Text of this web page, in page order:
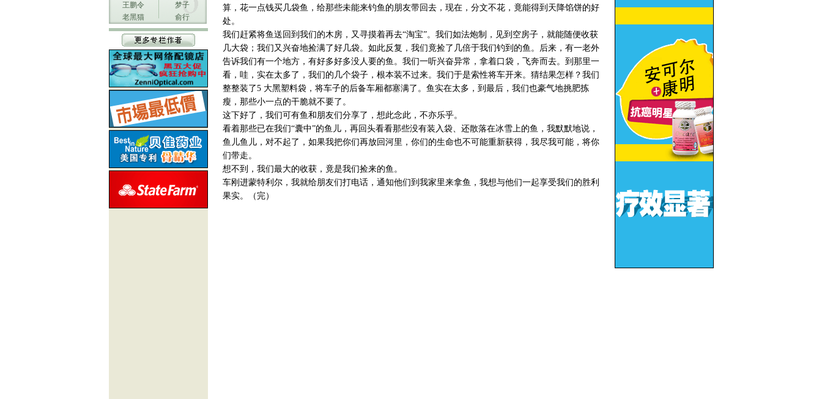
王鹏令
梦子
老黑猫
俞行
算，花一点钱买几袋鱼，给那些未能来钓鱼的朋友带回去，现在，分文不花，竟能得到天降馅饼的好
处。
我们赶紧将鱼送回到我们的木房，又寻摸着再去“淘宝”。我们如法炮制，见到空房子，就能随便收获
几大袋；我们又兴奋地捡满了好几袋。如此反复，我们竟捡了几倍于我们钓到的鱼。后来，有一老外
告诉我们有一个地方，有好多好多没人要的鱼。我们一听兴奋异常，拿着口袋，飞奔而去。到那里一
看，哇，实在太多了，我们的几个袋子，根本装不过来。我们于是索性将车开来。猜结果怎样？我们
整整装了5 大黑塑料袋，将车子的后备车厢都塞满了。鱼实在太多，到最后，我们也豪气地挑肥拣
瘦，那些小一点的干脆就不要了。
这下好了，我们可有鱼和朋友们分享了，想此念此，不亦乐乎。
看着那些已在我们“囊中”的鱼儿，再回头看看那些没有装入袋、还散落在冰雪上的鱼，我默默地说，
鱼儿鱼儿，对不起了，如果我把你们再放回河里，你们的生命也不可能重新获得，我尽我可能，将你
们带走。
想不到，我们最大的收获，竟是我们捡来的鱼。
车刚进蒙特利尔，我就给朋友们打电话，通知他们到我家里来拿鱼，我想与他们一起享受我们的胜利
果实。（完）